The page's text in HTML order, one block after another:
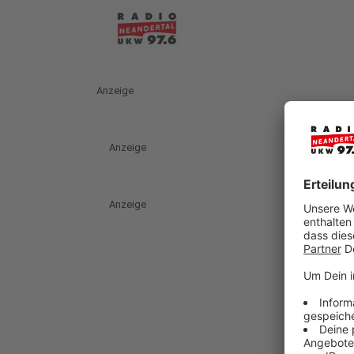
Anzeige
Anzeige
Anzeige